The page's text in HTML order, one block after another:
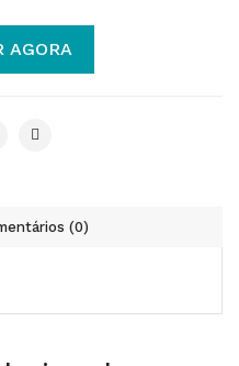
AGORA
(0)